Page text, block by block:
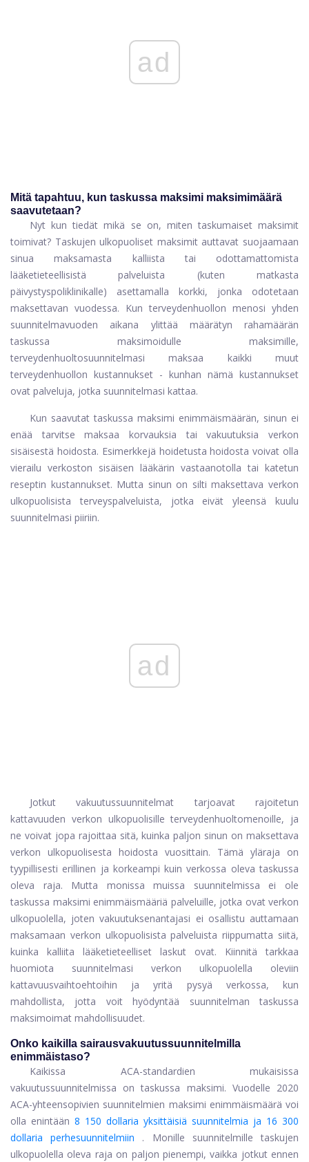
ad
Mitä tapahtuu, kun taskussa maksimi maksimimäärä
saavutetaan?
Nyt kun tiedät mikä se on, miten taskumaiset maksimit
toimivat? Taskujen ulkopuoliset maksimit auttavat suojaamaan
sinua maksamasta kalliista tai odottamattomista
lääketieteellisistä palveluista (kuten matkasta
päivystyspoliklinikalle) asettamalla korkki, jonka odotetaan
maksettavan vuodessa. Kun terveydenhuollon menosi yhden
suunnitelmavuoden aikana ylittää määrätyn rahamäärän
taskussa maksimoidulle maksimille,
terveydenhuoltosuunnitelmasi maksaa kaikki muut
terveydenhuollon kustannukset - kunhan nämä kustannukset
ovat palveluja, jotka suunnitelmasi kattaa.
Kun saavutat taskussa maksimi enimmäismäärän, sinun ei
enää tarvitse maksaa korvauksia tai vakuutuksia verkon
sisäisestä hoidosta. Esimerkkejä hoidetusta hoidosta voivat olla
vierailu verkoston sisäisen lääkärin vastaanotolla tai katetun
reseptin kustannukset. Mutta sinun on silti maksettava verkon
ulkopuolisista terveyspalveluista, jotka eivät yleensä kuulu
suunnitelmasi piiriin.
ad
Jotkut vakuutussuunnitelmat tarjoavat rajoitetun
kattavuuden verkon ulkopuolisille terveydenhuoltomenoille, ja
ne voivat jopa rajoittaa sitä, kuinka paljon sinun on maksettava
verkon ulkopuolisesta hoidosta vuosittain. Tämä yläraja on
tyypillisesti erillinen ja korkeampi kuin verkossa oleva taskussa
oleva raja. Mutta monissa muissa suunnitelmissa ei ole
taskussa maksimi enimmäismääriä palveluille, jotka ovat verkon
ulkopuolella, joten vakuutuksenantajasi ei osallistu auttamaan
maksamaan verkon ulkopuolisista palveluista riippumatta siitä,
kuinka kalliita lääketieteelliset laskut ovat. Kiinnitä tarkkaa
huomiota suunnitelmasi verkon ulkopuolella oleviin
kattavuusvaihtoehtoihin ja yritä pysyä verkossa, kun
mahdollista, jotta voit hyödyntää suunnitelman taskussa
maksimoimat mahdollisuudet.
Onko kaikilla sairausvakuutussuunnitelmilla
enimmäistaso?
Kaikissa ACA-standardien mukaisissa
vakuutussuunnitelmissa on taskussa maksimi. Vuodelle 2020
ACA-yhteensopivien suunnitelmien maksimi enimmäismäärä voi
olla enintään 8 150 dollaria yksittäisiä suunnitelmia ja 16 300
dollaria perhesuunnitelmiin
. Monille suunnitelmille taskujen
ulkopuolella oleva raja on paljon pienempi, vaikka jotkut ennen